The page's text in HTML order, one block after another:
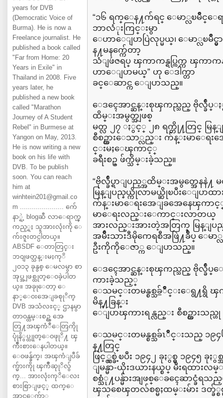
years for DVB
(Democratic Voice of
Burma). He is now a
Freelance journalist. He
published a book called
"Far from Home: 20
Years in Exile" in
Thailand in 2008. Five
years later, he
published a new book
called "Marathon
Journey of A Student
Rebel" in Burmese at
Yangon on May, 2013.
He is now writing a new
book on his life with
DVB. To be publish
soon. You can reach
him at
winhtein201@gmail.co
m ...................... က်ေ
နာ္ရဲ့ blogဆီ လာေရာက္ၾ
ကည့္ရႈ သူအားလုံးကို ေ
က်းဇူးတင္ပါတယ္။
ABSDF ေတာတြင္း
ဘ၀ျဖတ္သန္းမႈကုိ
၂၀၁၃ ခုနွစ္ ေမလမွာ စာ
အုပ္အျဖစ္ထုတ္ေ၀ခဲ့ပါတ
ယ္။ အခုုေတာ့ ေ
နာ္ေ၀းအေျခစုုိက္
DVB အသံလႊင့္ ဌာနမွာ
တာ၀န္ထမ္းစဥ္က အေ
တြ႔အၾကံဳေတြကိုု
ပုုံနိွပ္ထုုတ္ေ၀ဖုုိ႔ ၾ
ကိဳးစားေနပါတယ္။
ေ၀ဖန္ခ်က္၊ အၾကံျပဳခ်
က္မ်ားကိုု ၾကိဳဆုုိလ်ွ
က္... အားလုံးကုိေလး
စားစြာျဖင့္ ထက္ေ
အာင္ေက်ာ္
“၁၆ ရက္ေန႔က်ရင္ ေမာ္လၿမိဳင္ေ
ဘာလံုးကြင္းမွာ
ေဟာေျပာပြဲလုပ္မယ္၊ ေမာ္လၿမိဳ
န႔မနက္က်ေတာ့
သံျဖဴဇရပ္ ၾကာကန္ရပ္ကြက္က ၾက
ဟာေျပာမယ္” ဟု ေဒါက္တာ
ခင္ေဆာင္က ေျပာသည္။
ေဒၚေအာင္ဆန္းစုၾကည္သည္ ဗိုလ္ခ်ဳ
ထိမ္းအမွတ္အျဖစ္
မတ္လ ၂၇ ႏွင့္ ၂၈ ရက္တို႔တြင္ မြန္
စီစဥ္ထားေသာ္လည္း က်န္းမာေရ
င္းမႈေၾကာင့္
ခရီးစဥ္ ဖ်က္သိမ္းခဲ့သည္။
“ဗိုလ္ခ်ဳပ္ရာျပည့္အထိမ္းအမွတ္အေနနဲ႔
မြန္ျပည္နယ္ကိုလာမယ္ဆိုၿပီးေျပာ
က်န္းမာေရးအေျခအေနေၾကာ
မာေရးလည္းေကာင္းလာတယ္
အားလည္းအားတဲ့အတြက္ မြန္ျပည္
အမ်ဳိးသားဒီမိုကေရစီအဖြဲ႔ခ်ဳပ္ ေမာ္
ဦးကိုကိုေဇာ္က ေျပာသည္။
ေဒၚေအာင္ဆန္းစုၾကည္သည္ ဗိုလ္ခ်ဳပ္ေ
ကားခဲ့သည့္
ေသမင္းတမန္စစ္သခ်ႍဳိင္းေရွ႔ရွိ
မိန္႔ခြန္း
ေျပာၾကားရန္လည္း စီစဥ္ထားသ
ေသမင္းတမန္စစ္သခ်ၤဳိင္းသည္ ၁၉၄
န႔တြင္
ဖြင့္လွစ္ခဲ့ၿပီး ၁၉၄၂ ခုႏွစ္မွ ၁၉၄၅
ျမန္မာ-ယိုးဒယားနယ္စပ္ မီးရထားလမ္
စစ္သံု႔ပန္မ်ားအျဖစ္ေခၚေဆာင္ခံရ
ၾသစေၾတလ်စစ္မႈထမ္းမ်ား ဒတ္ခ်္